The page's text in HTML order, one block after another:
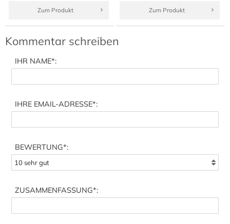
Zum Produkt Zum Produkt
Kommentar schreiben
IHR NAME*:
IHRE EMAIL-ADRESSE*:
BEWERTUNG*:
ZUSAMMENFASSUNG*: